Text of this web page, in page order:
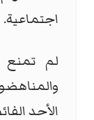
اجتماعية.
لم تمنع
الأحد